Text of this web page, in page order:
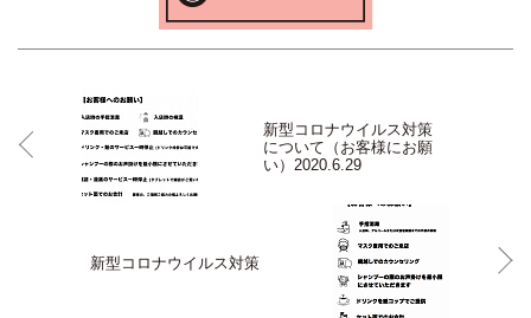
新型コロナウイルス対策
について（お客様にお願
い）2020.6.29
新型コロナウイルス対策